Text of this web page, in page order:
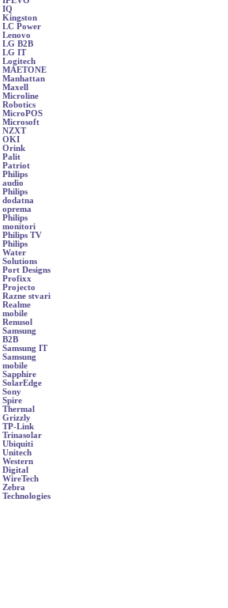
IQ
Kingston
LC Power
Lenovo
LG B2B
LG IT
Logitech
MAETONE
Manhattan
Maxell
Microline
Robotics
MicroPOS
Microsoft
NZXT
OKI
Orink
Palit
Patriot
Philips
audio
Philips
dodatna
oprema
Philips
monitori
Philips TV
Philips
Water
Solutions
Port Designs
Profixx
Projecto
Razne stvari
Realme
mobile
Renusol
Samsung
B2B
Samsung IT
Samsung
mobile
Sapphire
SolarEdge
Sony
Spire
Thermal
Grizzly
TP-Link
Trinasolar
Ubiquiti
Unitech
Western
Digital
WireTech
Zebra
Technologies